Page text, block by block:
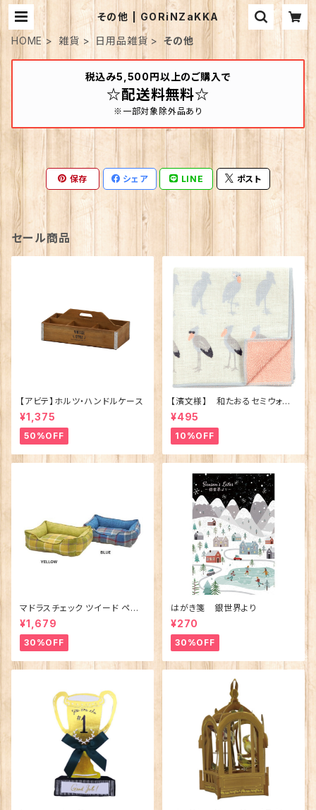
その他 | GORiNZaKKA
HOME
雑貨 日用品雑貨 その他
税込み5,500円以上のご購入で
☆配送料無料☆
※一部対象除外品あり
保存 シェア LINE ポスト
セール商品
【アビテ】ホルツ・ハンドルケース
¥1,375
50%OFF
【濱文様】 和たおるセミウォッ
シュ ごきげんハシビロコウ
(日本製)
¥495
10%OFF
マドラスチェック ツイード ペット
ベッド（犬猫用）M
¥1,679
30%OFF
はがき箋 銀世界より
¥270
30%OFF